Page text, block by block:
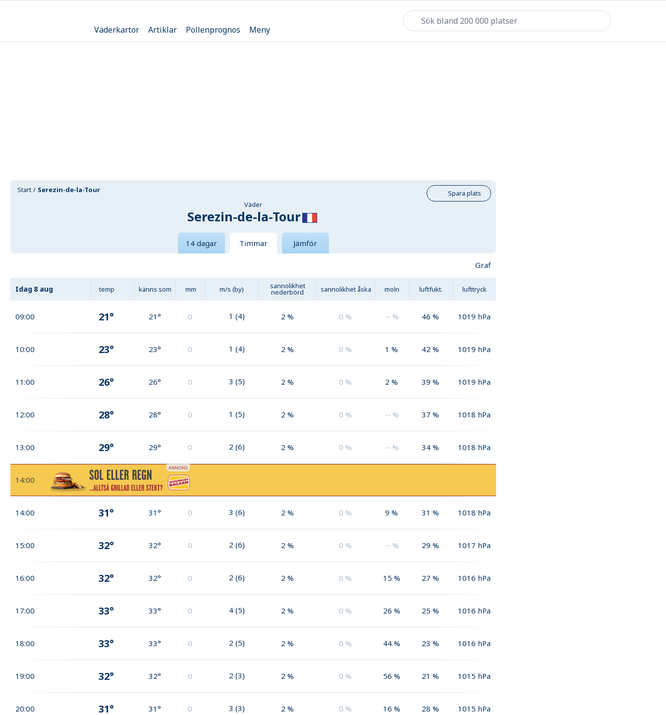
Väderkartor Artiklar Pollenprognos Meny
Start Serezin-de-la-Tour
Spara plats
Väder
Serezin-de-la-Tour
14 dagar Timmar Jämför
Graf
Idag 8 aug temp känns som mm m/s (by) sannolikhet
nederbörd sannolikhet åska moln luftfukt. lufttryck
09:00 21° 21° 0 1 (4) 2 % 0 % -- % 46 % 1019 hPa
10:00 23° 23° 0 1 (4) 2 % 0 % 1 % 42 % 1019 hPa
11:00 26° 26° 0 3 (5) 2 % 0 % 2 % 39 % 1019 hPa
12:00 28° 28° 0 1 (5) 2 % 0 % -- % 37 % 1018 hPa
13:00 29° 29° 0 2 (6) 2 % 0 % -- % 34 % 1018 hPa
14:00
14:00 31° 31° 0 3 (6) 2 % 0 % 9 % 31 % 1018 hPa
15:00 32° 32° 0 2 (6) 2 % 0 % -- % 29 % 1017 hPa
16:00 32° 32° 0 2 (6) 2 % 0 % 15 % 27 % 1016 hPa
17:00 33° 33° 0 4 (5) 2 % 0 % 26 % 25 % 1016 hPa
18:00 33° 33° 0 2 (5) 2 % 0 % 44 % 23 % 1016 hPa
19:00 32° 32° 0 2 (3) 2 % 0 % 56 % 21 % 1015 hPa
20:00 31° 31° 0 3 (3) 2 % 0 % 16 % 28 % 1015 hPa